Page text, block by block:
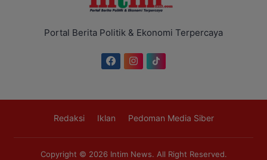
Portal Berita Politik & Ekonomi Terpercaya
Redaksi Iklan Pedoman Media Siber
Copyright © 2026 Intim News. All Right Reserved.